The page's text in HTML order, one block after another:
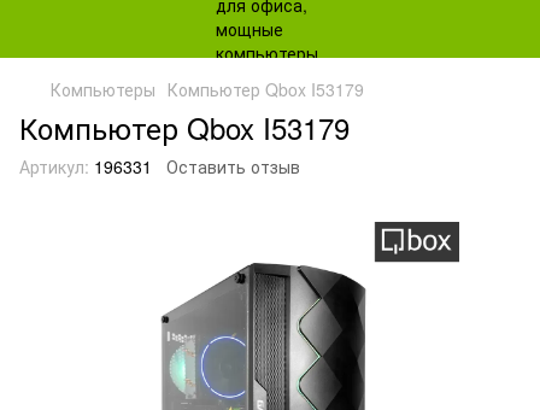
Компьютеры Компьютер Qbox I53179
Компьютер Qbox I53179
Артикул: 196331 Оставить отзыв